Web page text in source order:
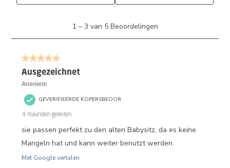
3
Beoordelingen.
1 – 3 van 5 Beoordelingen
5 van 5 sterren.
Ausgezeichnet
Anoniem
GEVERIFIEERDE KOPERSBEOOR
4 maanden geleden
sie passen perfekt zu den alten Babysitz, da es keine
Mangeln hat und kann weiter benutzt werden.
Met Google vertalen